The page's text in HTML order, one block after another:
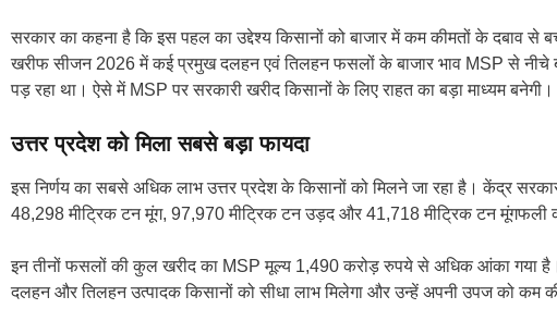
सरकार का कहना है कि इस पहल का उद्देश्य किसानों को बाजार में कम कीमतों के दबाव से
खरीफ सीजन 2026 में कई प्रमुख दलहन एवं तिलहन फसलों के बाजार भाव MSP से नीचे
पड़ रहा था। ऐसे में MSP पर सरकारी खरीद किसानों के लिए राहत का बड़ा माध्यम बनेगी।
उत्तर प्रदेश को मिला सबसे बड़ा फायदा
इस निर्णय का सबसे अधिक लाभ उत्तर प्रदेश के किसानों को मिलने जा रहा है। केंद्र
48,298 मीट्रिक टन मूंग, 97,970 मीट्रिक टन उड़द और 41,718 मीट्रिक टन मूंगफली
इन तीनों फसलों की कुल खरीद का MSP मूल्य 1,490 करोड़ रुपये से अधिक आंका गया
दलहन और तिलहन उत्पादक किसानों को सीधा लाभ मिलेगा और उन्हें अपनी उपज को कम